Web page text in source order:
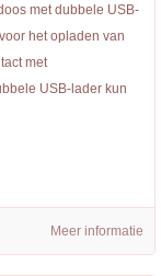
met dubbele USB-
het opladen van
met
USB-lader kun
Meer informatie